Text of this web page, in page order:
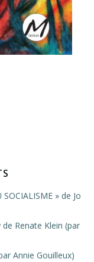
SOCIALISME » de Jo
Renate Klein (par
Annie Gouilleux)